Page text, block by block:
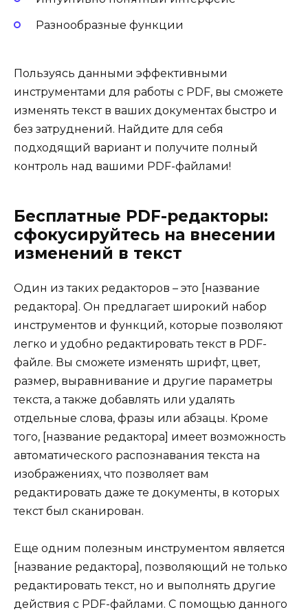
Разнообразные функции
Пользуясь данными эффективными
инструментами для работы с PDF, вы сможете
изменять текст в ваших документах быстро и
без затруднений. Найдите для себя
подходящий вариант и получите полный
контроль над вашими PDF-файлами!
Бесплатные PDF-редакторы:
сфокусируйтесь на внесении
изменений в текст
Один из таких редакторов – это [название
редактора]. Он предлагает широкий набор
инструментов и функций, которые позволяют
легко и удобно редактировать текст в PDF-
файле. Вы сможете изменять шрифт, цвет,
размер, выравнивание и другие параметры
текста, а также добавлять или удалять
отдельные слова, фразы или абзацы. Кроме
того, [название редактора] имеет возможность
автоматического распознавания текста на
изображениях, что позволяет вам
редактировать даже те документы, в которых
текст был сканирован.
Еще одним полезным инструментом является
[название редактора], позволяющий не только
редактировать текст, но и выполнять другие
действия с PDF-файлами. С помощью данного